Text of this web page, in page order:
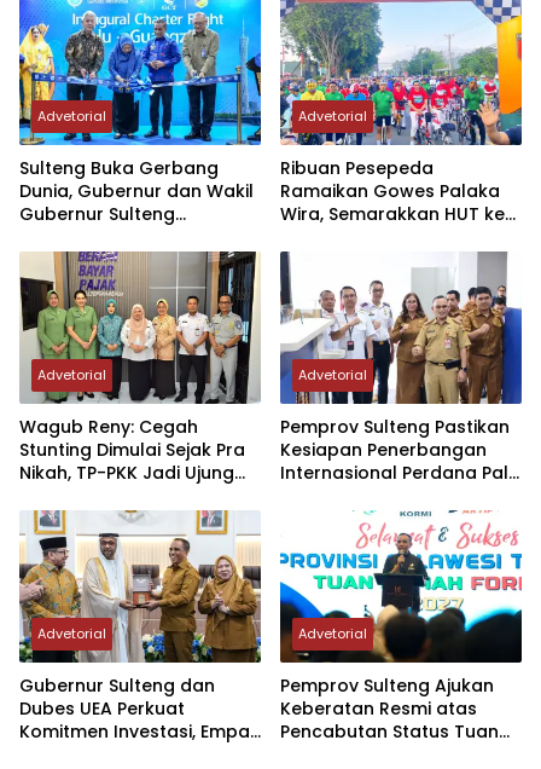
Advetorial
Sulteng Buka Gerbang
Dunia, Gubernur dan Wakil
Gubernur Sulteng
Perdana Internasional
Palu-Guangzhou
Advetorial
Ribuan Pesepeda
Ramaikan Gowes Palaka
Wira, Semarakkan HUT ke-1
Advetorial
Wagub Reny: Cegah
Stunting Dimulai Sejak Pra
Nikah, TP-PKK Jadi Ujung
Advetorial
Pemprov Sulteng Pastikan
Kesiapan Penerbangan
Internasional Perdana Palu
Advetorial
Gubernur Sulteng dan
Dubes UEA Perkuat
Komitmen Investasi, Empat
Advetorial
Pemprov Sulteng Ajukan
Keberatan Resmi atas
Pencabutan Status Tuan